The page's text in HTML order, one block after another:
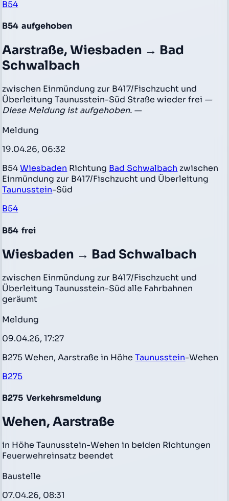
B54
B54 aufgehoben
Aarstraße, Wiesbaden → Bad
Schwalbach
zwischen Einmündung zur B417/Fischzucht und
Überleitung Taunusstein-Süd Straße wieder frei —
Diese Meldung ist aufgehoben. —
Meldung
19.04.26, 06:32
B54Wiesbaden Richtung Bad Schwalbach zwischen
Einmündung zur B417/Fischzucht und Überleitung
Taunusstein-Süd
B54
B54 frei
Wiesbaden → Bad Schwalbach
zwischen Einmündung zur B417/Fischzucht und
Überleitung Taunusstein-Süd alle Fahrbahnen
geräumt
Meldung
09.04.26, 17:27
B275 Wehen, Aarstraße in HöheTaunusstein-Wehen
B275
B275 Verkehrsmeldung
Wehen, Aarstraße
in Höhe Taunusstein-Wehen in beiden Richtungen
Feuerwehreinsatz beendet
Baustelle
07.04.26, 08:31